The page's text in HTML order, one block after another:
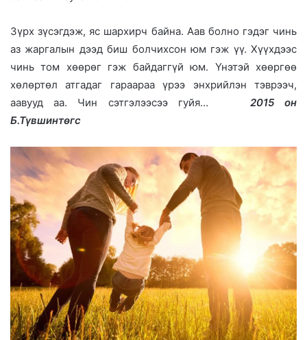
Зүрх зүсэгдэж, яс шархирч байна. Аав болно гэдэг чинь
аз жаргалын дээд биш болчихсон юм гэж үү. Хүүхдээс
чинь том хөөрөг гэж байдаггүй юм. Үнэтэй хөөргөө
хөлөртөл атгадаг гараараа үрээ энхрийлэн тэврээч,
аавууд аа. Чин сэтгэлээсээ гуйя…
2015 он
Б.Түвшинтөгс